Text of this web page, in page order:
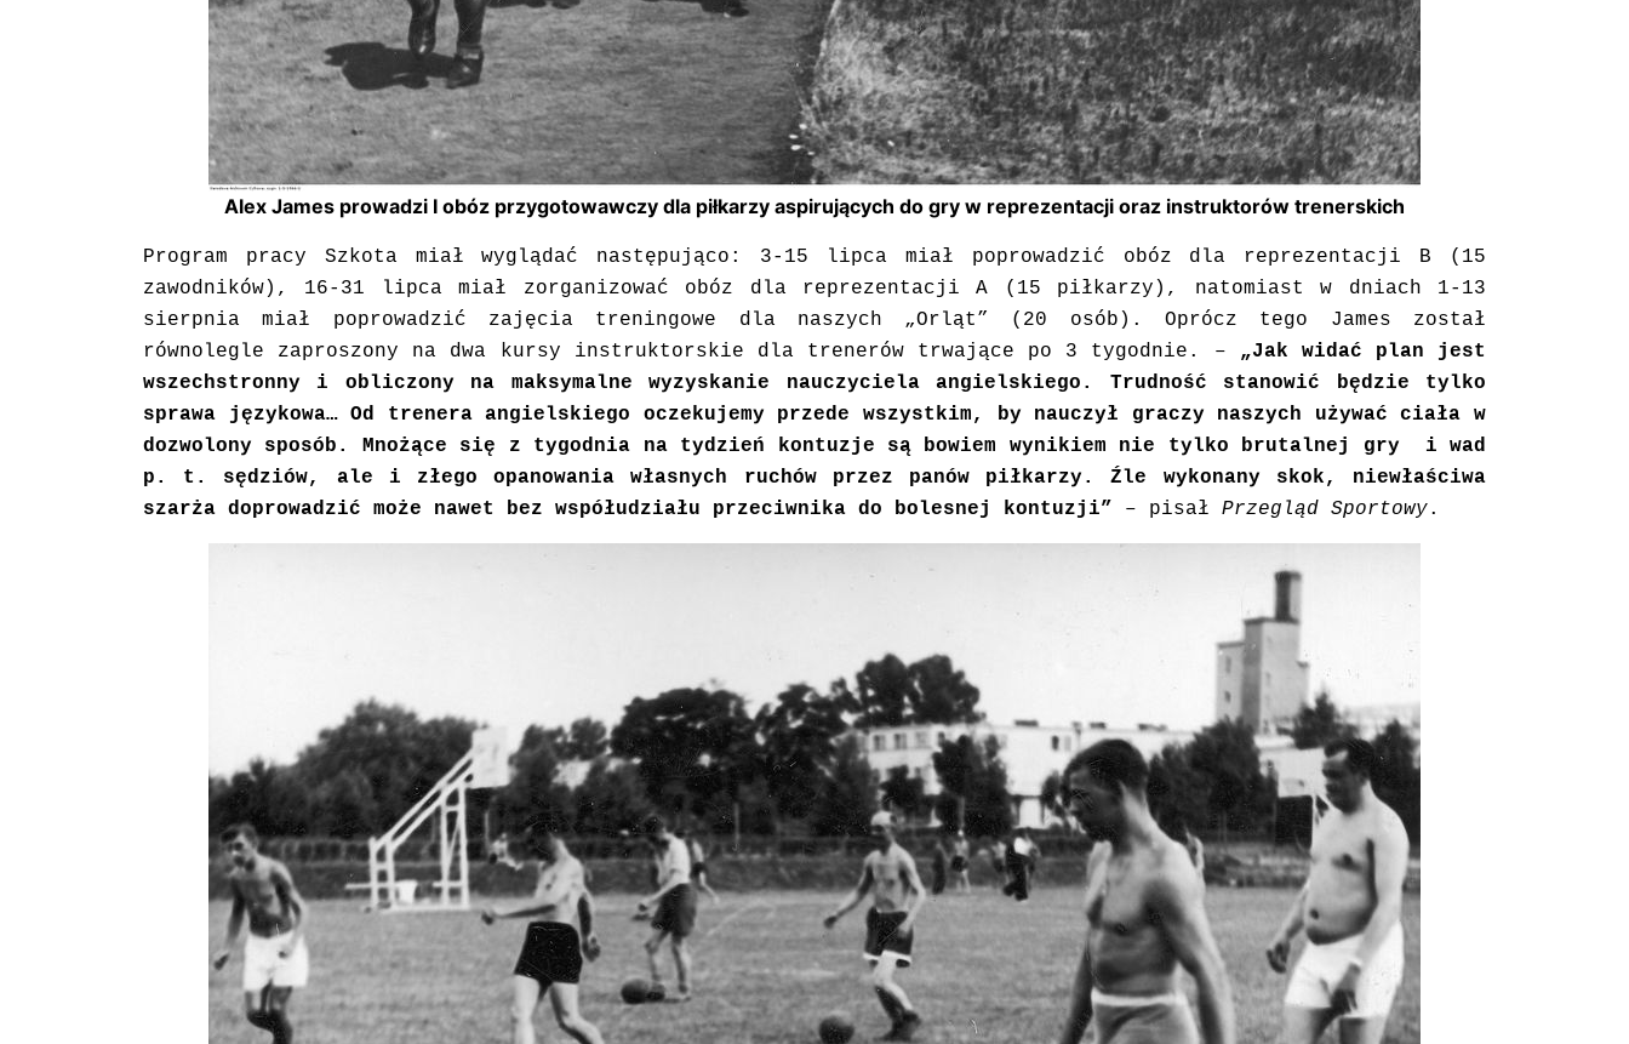
Alex James prowadzi I obóz przygotowawczy dla piłkarzy aspirujących do gry w reprezentacji oraz instruktorów trenerskich
Program pracy Szkota miał wyglądać następująco: 3-15 lipca miał poprowadzić obóz dla reprezentacji B (15
zawodników), 16-31 lipca miał zorganizować obóz dla reprezentacji A (15 piłkarzy), natomiast w dniach 1-13
sierpnia miał poprowadzić zajęcia treningowe dla naszych „Orląt” (20 osób). Oprócz tego James został
równolegle zaproszony na dwa kursy instruktorskie dla trenerów trwające po 3 tygodnie. – „Jak widać plan jest
wszechstronny i obliczony na maksymalne wyzyskanie nauczyciela angielskiego. Trudność stanowić będzie tylko
sprawa językowa… Od trenera angielskiego oczekujemy przede wszystkim, by nauczył graczy naszych używać ciała w
dozwolony sposób. Mnożące się z tygodnia na tydzień kontuzje są bowiem wynikiem nie tylko brutalnej gry i wad
p. t. sędziów, ale i złego opanowania własnych ruchów przez panów piłkarzy. Źle wykonany skok, niewłaściwa
szarża doprowadzić może nawet bez współudziału przeciwnika do bolesnej kontuzji”
– pisał Przegląd Sportowy.